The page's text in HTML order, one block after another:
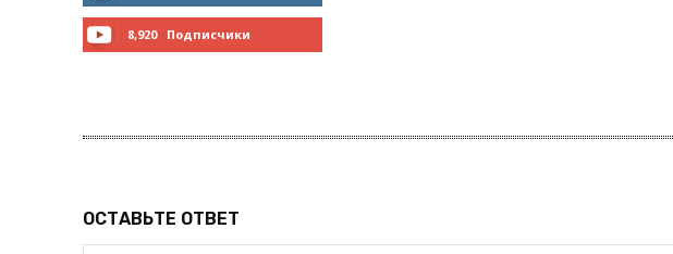
8,920 Подписчики
ОСТАВЬТЕ ОТВЕТ